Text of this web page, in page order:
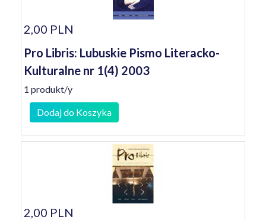
2,00 PLN
Pro Libris: Lubuskie Pismo Literacko-
Kulturalne nr 1(4) 2003
1 produkt/y
Dodaj do Koszyka
2,00 PLN